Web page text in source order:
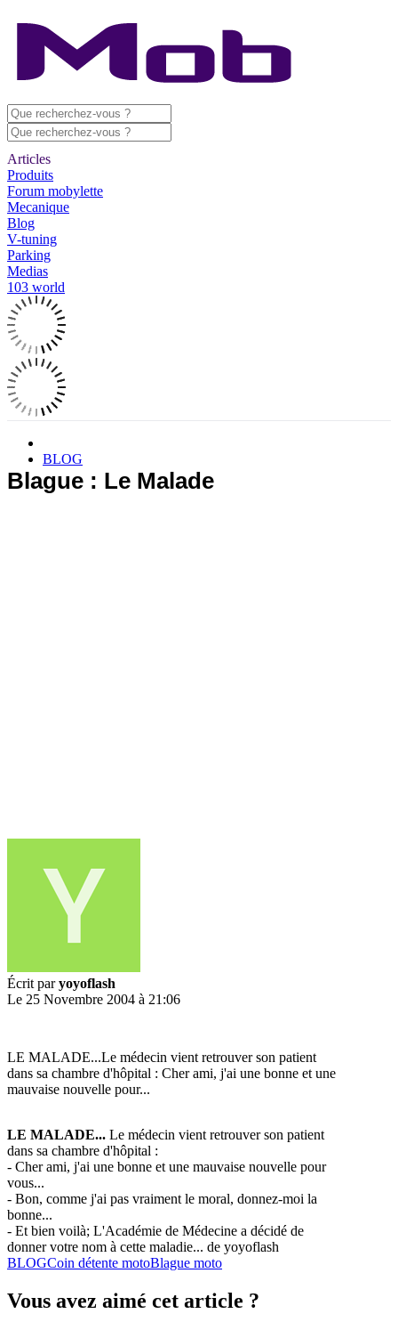
Articles
Produits
Forum mobylette
Mecanique
Blog
V-tuning
Parking
Medias
103 world
BLOG
Blague : Le Malade
Écrit paryoyoflash
Le 25 Novembre 2004 à 21:06
LE MALADE...Le médecin vient retrouver son patient
dans sa chambre d'hôpital : Cher ami, j'ai une bonne et une
mauvaise nouvelle pour...
LE MALADE... Le médecin vient retrouver son patient
dans sa chambre d'hôpital :
- Cher ami, j'ai une bonne et une mauvaise nouvelle pour
vous...
- Bon, comme j'ai pas vraiment le moral, donnez-moi la
bonne...
- Et bien voilà; L'Académie de Médecine a décidé de
donner votre nom à cette maladie... de yoyoflash
BLOGCoin détente motoBlague moto
Vous avez aimé cet article ?